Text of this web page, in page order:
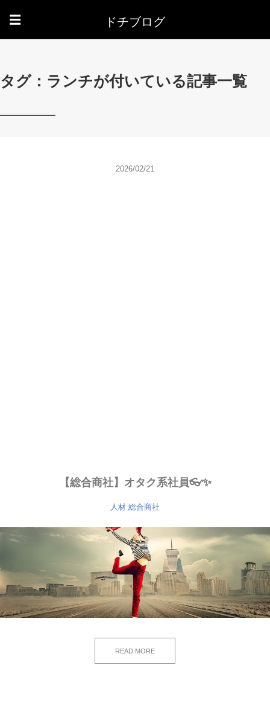
☰ ドチブログ
タグ：ランチが付いている記事一覧
2026/02/21
【総合商社】オタク系社員👓✨
人材 総合商社
READ MORE